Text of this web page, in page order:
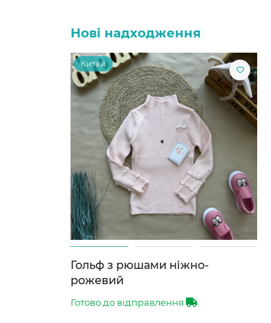
Нові надходження
Китай
Гольф з рюшами ніжно-
рожевий
Готово до відправлення